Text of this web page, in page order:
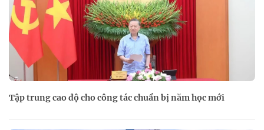
Tập trung cao độ cho công tác chuẩn bị năm học mới